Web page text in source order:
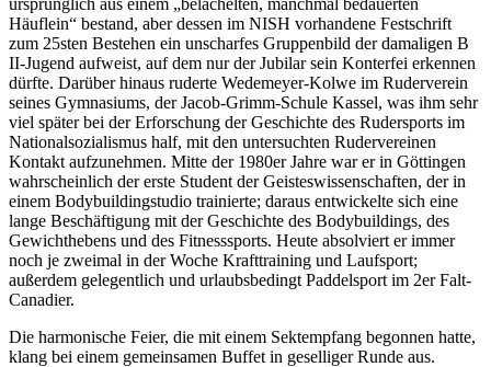
Häuflein“ bestand, aber dessen im NISH vorhandene Festschrift
zum 25sten Bestehen ein unscharfes Gruppenbild der damaligen B
II-Jugend aufweist, auf dem nur der Jubilar sein Konterfei erkennen
dürfte. Darüber hinaus ruderte Wedemeyer-Kolwe im Ruderverein
seines Gymnasiums, der Jacob-Grimm-Schule Kassel, was ihm sehr
viel später bei der Erforschung der Geschichte des Rudersports im
Nationalsozialismus half, mit den untersuchten Rudervereinen
Kontakt aufzunehmen. Mitte der 1980er Jahre war er in Göttingen
wahrscheinlich der erste Student der Geisteswissenschaften, der in
einem Bodybuildingstudio trainierte; daraus entwickelte sich eine
lange Beschäftigung mit der Geschichte des Bodybuildings, des
Gewichthebens und des Fitnesssports. Heute absolviert er immer
noch je zweimal in der Woche Krafttraining und Laufsport;
außerdem gelegentlich und urlaubsbedingt Paddelsport im 2er Falt-
Canadier.
Die harmonische Feier, die mit einem Sektempfang begonnen hatte,
klang bei einem gemeinsamen Buffet in geselliger Runde aus.